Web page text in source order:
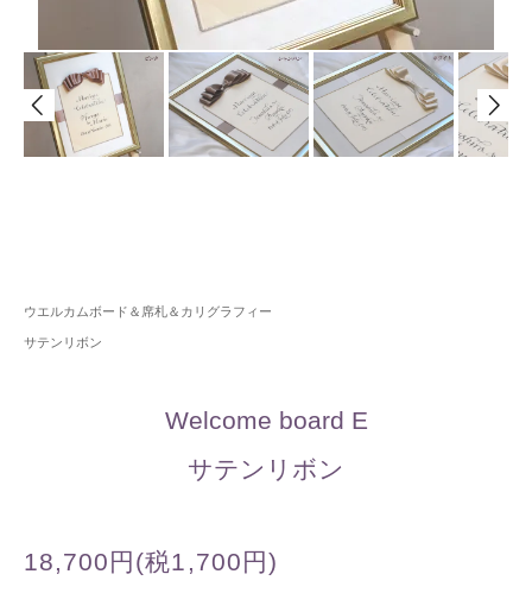
ウエルカムボード＆席札＆カリグラフィー
サテンリボン
Welcome board E
サテンリボン
18,700円(税1,700円)